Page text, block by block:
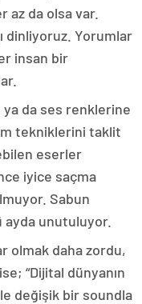
az da olsa var.
dinliyoruz. Yorumlar
insan bir
ya da ses renklerine
tekniklerini taklit
eserler
iyice saçma
Sabun
unutuluyor.
olmak daha zordu,
“Dijital dünyanın
değişik bir soundla